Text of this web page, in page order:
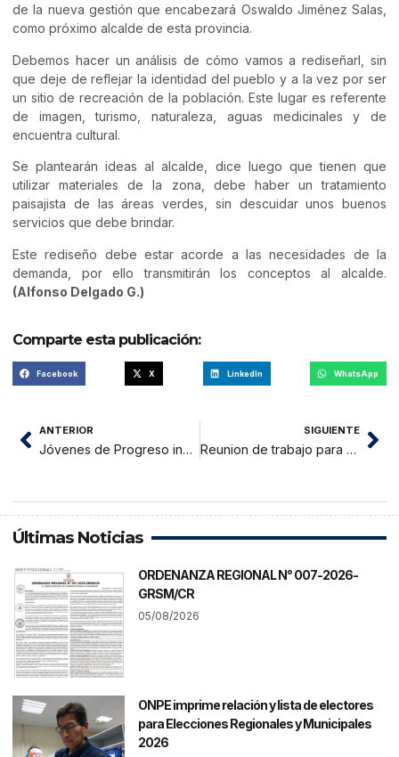
de la nueva gestión que encabezará Oswaldo Jiménez Salas,
como próximo alcalde de esta provincia.
Debemos hacer un análisis de cómo vamos a rediseñarl, sin
que deje de reflejar la identidad del pueblo y a la vez por ser
un sitio de recreación de la población. Este lugar es referente
de imagen, turismo, naturaleza, aguas medicinales y de
encuentra cultural.
Se plantearán ideas al alcalde, dice luego que tienen que
utilizar materiales de la zona, debe haber un tratamiento
paisajista de las áreas verdes, sin descuidar unos buenos
servicios que debe brindar.
Este rediseño debe estar acorde a las necesidades de la
demanda, por ello transmitirán los conceptos al alcalde.
(Alfonso Delgado G.)
Comparte esta publicación:
Facebook X LinkedIn WhatsApp
ANTERIOR
Jóvenes de Progreso ingresan a Universisad Mario Peláez Bazán
SIGUIENTE
Reunion de trabajo para poner en marcha jornada escolar completa secundaria
Últimas Noticias
ORDENANZA REGIONAL N° 007-2026-
GRSM/CR
05/08/2026
ONPE imprime relación y lista de electores
para Elecciones Regionales y Municipales
2026